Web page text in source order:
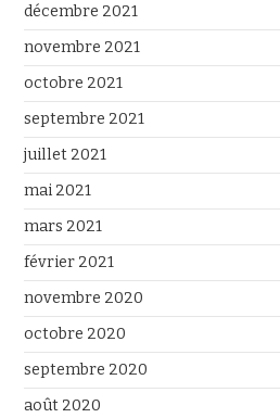
décembre 2021
novembre 2021
octobre 2021
septembre 2021
juillet 2021
mai 2021
mars 2021
février 2021
novembre 2020
octobre 2020
septembre 2020
août 2020